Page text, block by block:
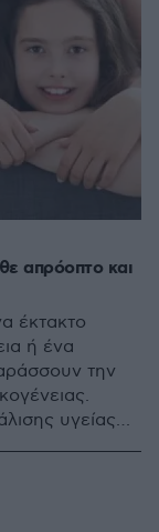
απρόοπτο και
έκτακτο
ή ένα
την
υγείας